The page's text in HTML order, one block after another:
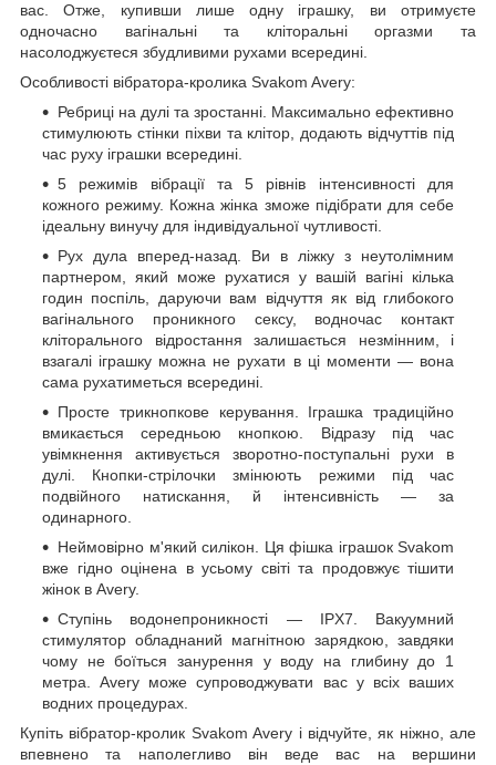
вас. Отже, купивши лише одну іграшку, ви отримуєте
одночасно вагінальні та кліторальні оргазми та
насолоджуєтеся збудливими рухами всередині.
Особливості вібратора-кролика Svakom Avery:
Ребриці на дулі та зростанні. Максимально ефективно
стимулюють стінки піхви та клітор, додають відчуттів під
час руху іграшки всередині.
5 режимів вібрації та 5 рівнів інтенсивності для
кожного режиму. Кожна жінка зможе підібрати для себе
ідеальну винучу для індивідуальної чутливості.
Рух дула вперед-назад. Ви в ліжку з неутолімним
партнером, який може рухатися у вашій вагіні кілька
годин поспіль, даруючи вам відчуття як від глибокого
вагінального проникного сексу, водночас контакт
кліторального відростання залишається незмінним, і
взагалі іграшку можна не рухати в ці моменти — вона
сама рухатиметься всередині.
Просте трикнопкове керування. Іграшка традиційно
вмикається середньою кнопкою. Відразу під час
увімкнення активується зворотно-поступальні рухи в
дулі. Кнопки-стрілочки змінюють режими під час
подвійного натискання, й інтенсивність — за
одинарного.
Неймовірно м'який силікон. Ця фішка іграшок Svakom
вже гідно оцінена в усьому світі та продовжує тішити
жінок в Avery.
Ступінь водонепроникності — IPX7. Вакуумний
стимулятор обладнаний магнітною зарядкою, завдяки
чому не боїться занурення у воду на глибину до 1
метра. Avery може супроводжувати вас у всіх ваших
водних процедурах.
Купіть вібратор-кролик Svakom Avery і відчуйте, як ніжно, але
впевнено та наполегливо він веде вас на вершини